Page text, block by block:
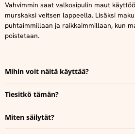
Vahvimmin saat valkosipulin maut
murskaksi veitsen lappeella. Lisäksi
puhtaimmillaan ja raikkaimmillaan, kun
poistetaan.
Mihin voit näitä käyttää?
Tiesitkö tämän?
Miten säilytät?